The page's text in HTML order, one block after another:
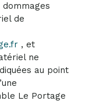
de
, et
ne
au point
Le Portage